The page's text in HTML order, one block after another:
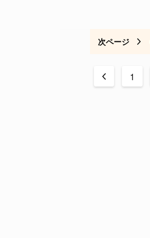
次ページ
< 1